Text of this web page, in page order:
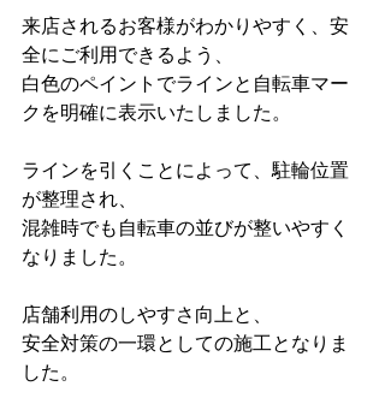
来店されるお客様がわかりやすく、安
全にご利用できるよう、
白色のペイントでラインと自転車マー
クを明確に表示いたしました。
ラインを引くことによって、駐輪位置
が整理され、
混雑時でも自転車の並びが整いやすく
なりました。
店舗利用のしやすさ向上と、
安全対策の一環としての施工となりま
した。